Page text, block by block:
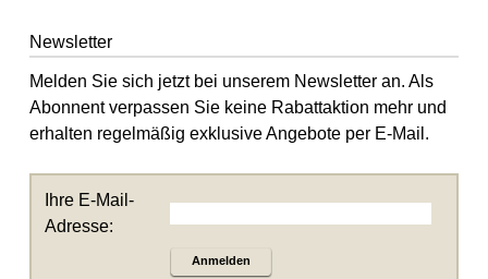
Newsletter
Melden Sie sich jetzt bei unserem Newsletter an. Als
Abonnent verpassen Sie keine Rabattaktion mehr und
erhalten regelmäßig exklusive Angebote per E-Mail.
Ihre E-Mail-
Adresse:
Anmelden